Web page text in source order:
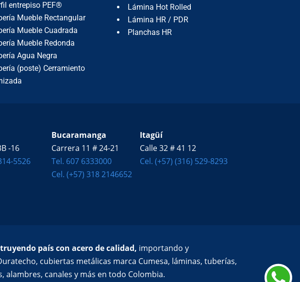
entrepiso PEF®
Mueble Rectangular
Mueble Cuadrada
Mueble Redonda
Agua Negra
(poste) Cerramiento
Lámina Hot Rolled
Lámina HR / PDR
Planchas HR
-16
5526
Bucaramanga
Carrera 11 # 24-21
Tel. 607 6333000
Cel. (+57) 318 2146652
Itagüí
Calle 32 # 41 12
Cel. (+57) (316) 529-8293
país con acero de calidad, importando y
cubiertas metálicas marca Cumesa, láminas, tuberías,
alambres, canales y más en todo Colombia.